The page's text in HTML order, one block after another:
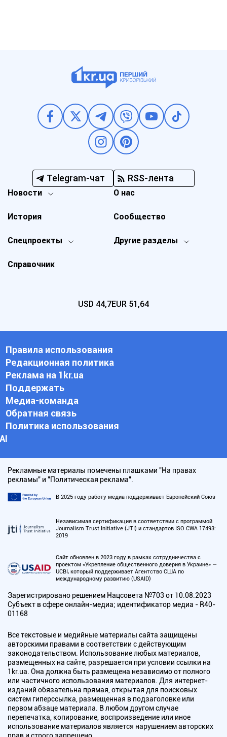
Telegram-чат RSS-лента
Новости
Спецпроекты Другие разделы
История
О нас
Справочник
Сообщество
USD 44,7EUR 51,64
Правила использования
Редакционная политика
Реклама на 1kr.ua
Поддержать
Медиа-команда
Обратная связь
Политика использования
АI
Рекламные материалы помечены плашками "На правах
рекламы" и "Политическая реклама".
В 2025 году работу медиа поддерживает Европейский Союз
Независимая сертификация в соответствии с программой
Journalism Trust Initiative (JTI) и стандартов ISO CWA 17493:
2019
Сайт обновлен в 2023 году в рамках сотрудничества с
проектом «Укрепление общественного доверия в Украине» —
UCBI, который поддерживает Агентство США по
международному развитию (USAID)
Зарегистрировано решением Нацсовета №703 от 10.08.2023
Субъект в сфере онлайн-медиа; идентификатор медиа - R40-
01168
Все текстовые и медийные материалы сайта защищены
авторскими правами в соответствии с действующим
законодательством. Использование любых материалов,
размещенных на сайте, разрешается при условии ссылки на
1kr.ua. Она должна быть размещена независимо от полного
или частичного использования материалов. Для интернет-
изданий обязательна прямая, открытая для поисковых
систем гиперссылка, размещенная в подзаголовке или
первом абзаце материала. В любом другом случае
перепечатка, копирование, воспроизведение или иное
использование материалов является нарушением авторских